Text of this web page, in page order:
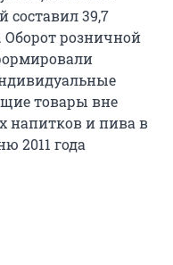
составил 39,7
Оборот розничной
товары вне
напитков и пива в
2011 года